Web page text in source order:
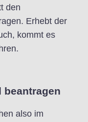
den
Erhebt der
kommt es
beantragen
also im